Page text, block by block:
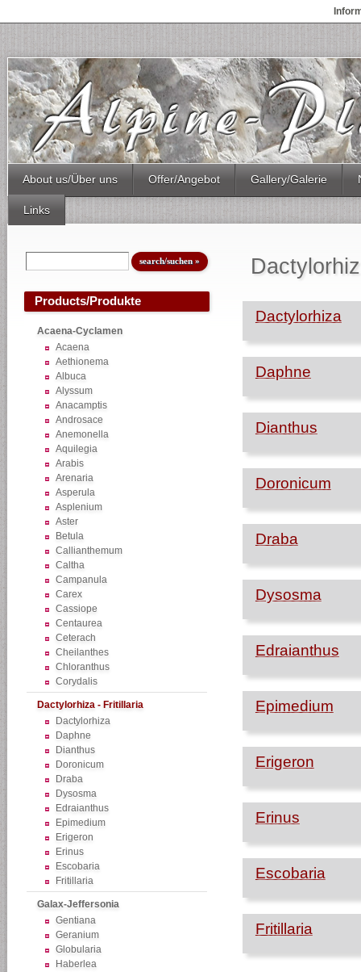
About us/Über uns Offer/Angebot Gallery/Galerie
Links
Products/Produkte
Acaena-Cyclamen
Acaena
Aethionema
Albuca
Alyssum
Anacamptis
Androsace
Anemonella
Aquilegia
Arabis
Arenaria
Asperula
Asplenium
Aster
Betula
Callianthemum
Caltha
Campanula
Carex
Cassiope
Centaurea
Ceterach
Cheilanthes
Chloranthus
Corydalis
Dactylorhiza - Fritillaria
Dactylorhiza
Daphne
Dianthus
Doronicum
Draba
Dysosma
Edraianthus
Epimedium
Erigeron
Erinus
Escobaria
Fritillaria
Galax-Jeffersonia
Gentiana
Geranium
Globularia
Haberlea
Dactylorhiza
Daphne
Dianthus
Doronicum
Draba
Dysosma
Edraianthus
Epimedium
Erigeron
Erinus
Escobaria
Fritillaria